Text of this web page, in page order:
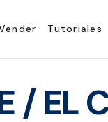
Tutoriales
/ EL